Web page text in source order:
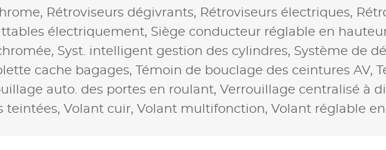
Rétroviseurs dégivrants, Rétroviseurs électriques,
électriquement, Siège conducteur réglable en
Syst. intelligent gestion des cylindres, Système de
cache bagages, Témoin de bouclage des ceintures AV,
auto. des portes en roulant, Verrouillage centralisé à
teintées, Volant cuir, Volant multifonction, Volant réglable